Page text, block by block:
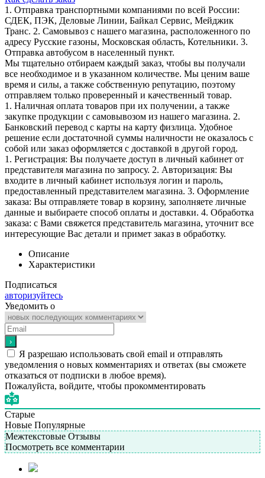
1. Отправка транспортными компаниями по всей России:
СДЕК, ПЭК, Деловые Линии, Байкал Сервис, Мейджик
Транс. 2. Самовывоз с нашего магазина, расположенного по
адресу Русские газоны, Московская область, Котельники. 3.
Отправка автобусом в населенный пункт.
Мы тщательно отбираем каждый заказ, чтобы вы получали
все необходимое и в указанном количестве. Мы ценим ваше
время и силы, а также собственную репутацию, поэтому
отправляем только проверенный и качественный товар.
1. Наличная оплата товаров при их получении, а также
закупке продукции с самовывозом из нашего магазина. 2.
Банковский перевод с карты на карту физлица. Удобное
решение если достаточной суммы наличности не оказалось с
собой или заказ оформляется с доставкой в другой город.
1. Регистрация: Вы получаете доступ в личный кабинет от
представителя магазина по запросу. 2. Авторизация: Вы
входите в личный кабинет используя логин и пароль,
предоставленный представителем магазина. 3. Оформление
заказа: Вы отправляете товар в корзину, заполняете личные
данные и выбираете способ оплаты и доставки. 4. Обработка
заказа: с Вами свяжется представитель магазина, уточнит все
интересующие Вас детали и примет заказ в обработку.
Описание
Характеристики
Подписаться
авторизуйтесь
Уведомить о
Я разрешаю использовать свой email и отправлять
уведомления о новых комментариях и ответах (вы cможете
отказаться от подписки в любое время).
Пожалуйста, войдите, чтобы прокомментировать
Старые
Новые Популярные
Межтекстовые Отзывы
Посмотреть все комментарии